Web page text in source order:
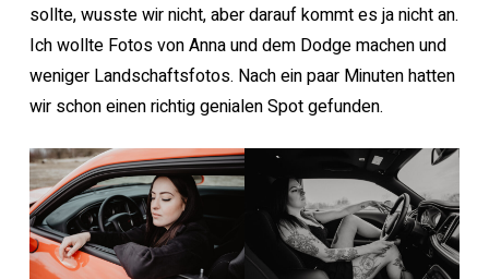
sollte, wusste wir nicht, aber darauf kommt es ja nicht an.
Ich wollte Fotos von Anna und dem Dodge machen und
weniger Landschaftsfotos. Nach ein paar Minuten hatten
wir schon einen richtig genialen Spot gefunden.